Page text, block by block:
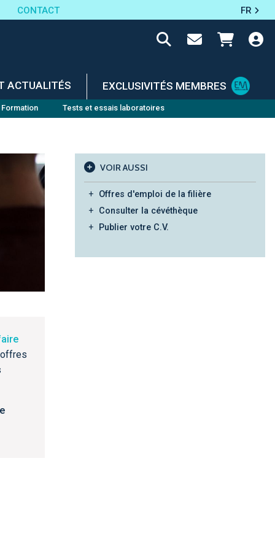
CONTACT FR
ACTUALITÉS EXCLUSIVITÉS MEMBRES
Formation Tests et essais laboratoires
VOIR AUSSI
Offres d'emploi de la filière
Consulter la cévéthèque
Publier votre C.V.